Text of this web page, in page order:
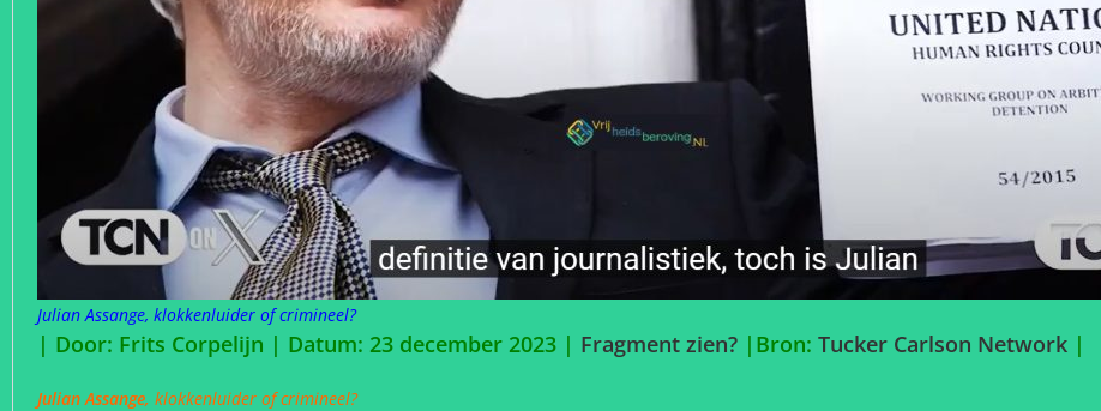
Julian Assange, klokkenluider of crimineel?
| Door: Frits Corpelijn | Datum: 23 december 2023 | Fragment zien? | Bron: Tucker Carlson Network |
Julian Assange, klokkenluider of crimineel?